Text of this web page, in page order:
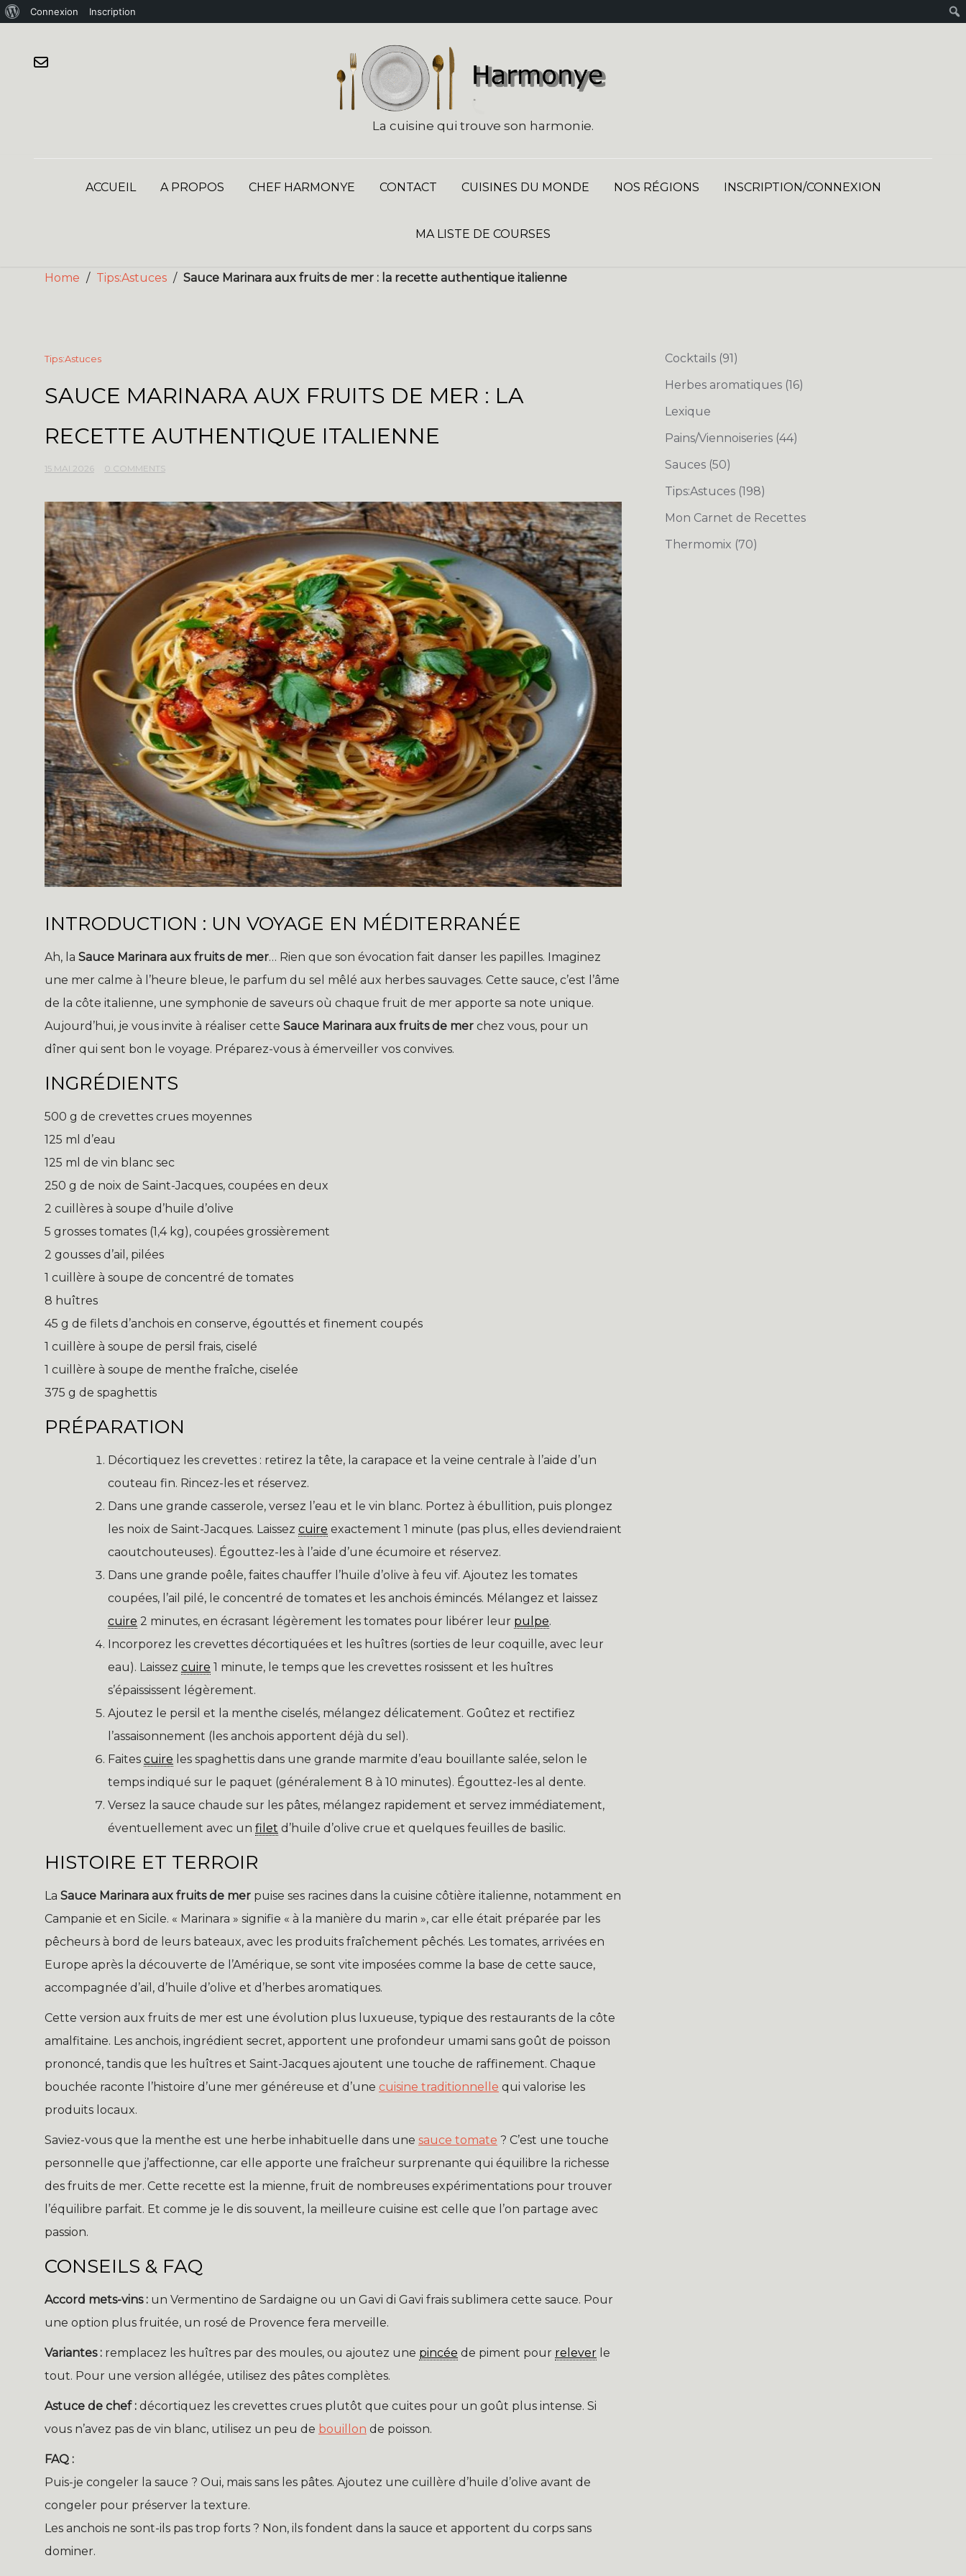
Connexion Inscription
La cuisine qui trouve son harmonie.
ACCUEIL A PROPOS CHEF HARMONYE CONTACT CUISINES DU MONDE NOS RÉGIONS INSCRIPTION/CONNEXION
MA LISTE DE COURSES
Home / Tips:Astuces / Sauce Marinara aux fruits de mer : la recette authentique italienne
Tips:Astuces
SAUCE MARINARA AUX FRUITS DE MER : LA
RECETTE AUTHENTIQUE ITALIENNE
15 MAI 2026 0 COMMENTS
INTRODUCTION : UN VOYAGE EN MÉDITERRANÉE
Ah, la Sauce Marinara aux fruits de mer… Rien que son évocation fait danser les papilles. Imaginez
une mer calme à l’heure bleue, le parfum du sel mêlé aux herbes sauvages. Cette sauce, c’est l’âme
de la côte italienne, une symphonie de saveurs où chaque fruit de mer apporte sa note unique.
Aujourd’hui, je vous invite à réaliser cette Sauce Marinara aux fruits de mer chez vous, pour un
dîner qui sent bon le voyage. Préparez-vous à émerveiller vos convives.
INGRÉDIENTS
500 g de crevettes crues moyennes
125 ml d’eau
125 ml de vin blanc sec
250 g de noix de Saint-Jacques, coupées en deux
2 cuillères à soupe d’huile d’olive
5 grosses tomates (1,4 kg), coupées grossièrement
2 gousses d’ail, pilées
1 cuillère à soupe de concentré de tomates
8 huîtres
45 g de filets d’anchois en conserve, égouttés et finement coupés
1 cuillère à soupe de persil frais, ciselé
1 cuillère à soupe de menthe fraîche, ciselée
375 g de spaghettis
PRÉPARATION
Décortiquez les crevettes : retirez la tête, la carapace et la veine centrale à l’aide d’un
couteau fin. Rincez-les et réservez.
Dans une grande casserole, versez l’eau et le vin blanc. Portez à ébullition, puis plongez
les noix de Saint-Jacques. Laissez cuire exactement 1 minute (pas plus, elles deviendraient
caoutchouteuses). Égouttez-les à l’aide d’une écumoire et réservez.
Dans une grande poêle, faites chauffer l’huile d’olive à feu vif. Ajoutez les tomates
coupées, l’ail pilé, le concentré de tomates et les anchois émincés. Mélangez et laissez
cuire 2 minutes, en écrasant légèrement les tomates pour libérer leur pulpe.
Incorporez les crevettes décortiquées et les huîtres (sorties de leur coquille, avec leur
eau). Laissez cuire 1 minute, le temps que les crevettes rosissent et les huîtres
s’épaississent légèrement.
Ajoutez le persil et la menthe ciselés, mélangez délicatement. Goûtez et rectifiez
l’assaisonnement (les anchois apportent déjà du sel).
Faites cuire les spaghettis dans une grande marmite d’eau bouillante salée, selon le
temps indiqué sur le paquet (généralement 8 à 10 minutes). Égouttez-les al dente.
Versez la sauce chaude sur les pâtes, mélangez rapidement et servez immédiatement,
éventuellement avec un filet d’huile d’olive crue et quelques feuilles de basilic.
HISTOIRE ET TERROIR
La Sauce Marinara aux fruits de mer puise ses racines dans la cuisine côtière italienne, notamment en
Campanie et en Sicile. « Marinara » signifie « à la manière du marin », car elle était préparée par les
pêcheurs à bord de leurs bateaux, avec les produits fraîchement pêchés. Les tomates, arrivées en
Europe après la découverte de l’Amérique, se sont vite imposées comme la base de cette sauce,
accompagnée d’ail, d’huile d’olive et d’herbes aromatiques.
Cette version aux fruits de mer est une évolution plus luxueuse, typique des restaurants de la côte
amalfitaine. Les anchois, ingrédient secret, apportent une profondeur umami sans goût de poisson
prononcé, tandis que les huîtres et Saint-Jacques ajoutent une touche de raffinement. Chaque
bouchée raconte l’histoire d’une mer généreuse et d’une cuisine traditionnelle qui valorise les
produits locaux.
Saviez-vous que la menthe est une herbe inhabituelle dans une sauce tomate ? C’est une touche
personnelle que j’affectionne, car elle apporte une fraîcheur surprenante qui équilibre la richesse
des fruits de mer. Cette recette est la mienne, fruit de nombreuses expérimentations pour trouver
l’équilibre parfait. Et comme je le dis souvent, la meilleure cuisine est celle que l’on partage avec
passion.
CONSEILS & FAQ
Accord mets-vins : un Vermentino de Sardaigne ou un Gavi di Gavi frais sublimera cette sauce. Pour
une option plus fruitée, un rosé de Provence fera merveille.
Variantes : remplacez les huîtres par des moules, ou ajoutez une pincée de piment pour relever le
tout. Pour une version allégée, utilisez des pâtes complètes.
Astuce de chef : décortiquez les crevettes crues plutôt que cuites pour un goût plus intense. Si
vous n’avez pas de vin blanc, utilisez un peu de bouillon de poisson.
FAQ :
Puis-je congeler la sauce ? Oui, mais sans les pâtes. Ajoutez une cuillère d’huile d’olive avant de
congeler pour préserver la texture.
Les anchois ne sont-ils pas trop forts ? Non, ils fondent dans la sauce et apportent du corps sans
dominer.
Cocktails (91)
Herbes aromatiques (16)
Lexique
Pains/Viennoiseries (44)
Sauces (50)
Tips:Astuces (198)
Mon Carnet de Recettes
Thermomix (70)